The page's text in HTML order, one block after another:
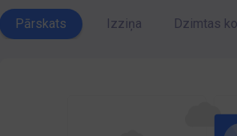
Pārskats Izziņa Dzimtas